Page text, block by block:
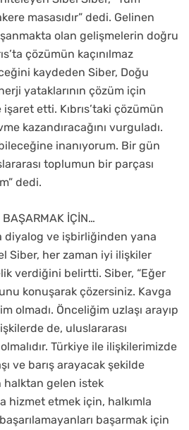
masasıdır” dedi. Gelinen
olan gelişmelerin doğru
çözümün kaçınılmaz
kaydeden Siber, Doğu
yataklarının çözüm için
etti. Kıbrıs’taki çözümün
kazandıracağını vurguladı.
inanıyorum. Bir gün
toplumun bir parçası
dedi.
İÇİN…
diyalog ve işbirliğinden yana
Siber, her zaman iyi ilişkiler
verdiğini belirtti. Siber, “Eğer
konuşarak çözersiniz. Kavga
olmadı. Önceliğim uzlaşı arayıp
de, uluslararası
Türkiye ile ilişkilerimizde
ve barış arayacak şekilde
halktan gelen istek
hizmet etmek için, halkımla
başarmak için